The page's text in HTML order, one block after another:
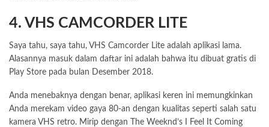
4. VHS CAMCORDER LITE
Saya tahu, saya tahu, VHS Camcorder Lite adalah aplikasi lama.
Alasannya masuk dalam daftar ini adalah bahwa itu dibuat gratis di
Play Store pada bulan Desember 2018.
Anda menebaknya dengan benar, aplikasi keren ini memungkinkan
Anda merekam video gaya 80-an dengan kualitas seperti salah satu
kamera VHS retro. Mirip dengan The Weeknd’s I Feel It Coming